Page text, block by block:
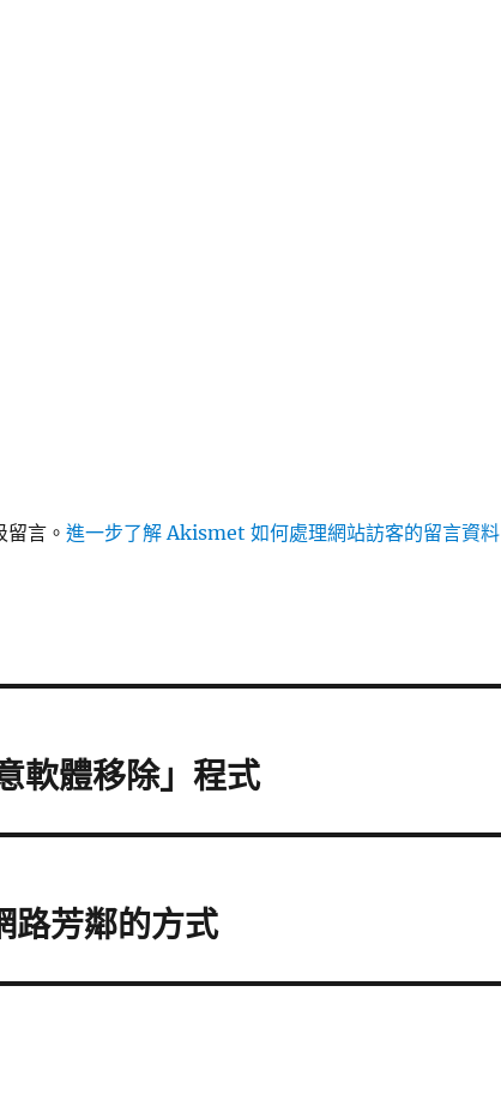
留言。進一步了解 Akismet 如何處理網站訪客的留言資料
軟體移除」程式
芳鄰的方式